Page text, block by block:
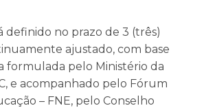
definido no prazo de 3 (três)
ajustado, com base
formulada pelo Ministério da
e acompanhado pelo Fórum
– FNE, pelo Conselho